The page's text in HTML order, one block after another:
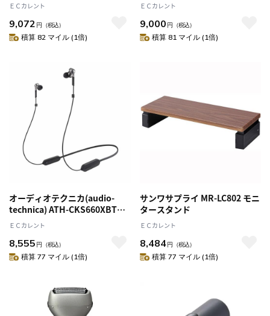
ＥＣカレント
9,072 円 （税込）
積算 82 マイル (1倍)
ＥＣカレント
9,000 円 （税込）
積算 81 マイル (1倍)
オーディオテクニカ(audio-
technica) ATH-CKS660XBT
GM ガンメタリック SOLID
ＥＣカレント
8,555 円 （税込）
積算 77 マイル (1倍)
サンワサプライ MR-LC802 モニ
タースタンド
ＥＣカレント
8,484円 （税込）
積算 77 マイル (1倍)